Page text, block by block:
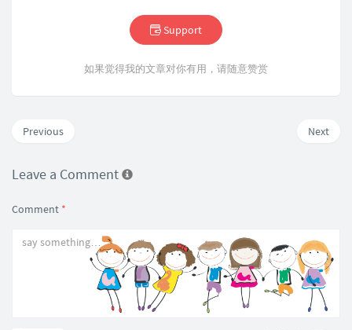
Support
如果觉得我的文章对你有用，请随意赞赏
Next
Previous
Leave a Comment
Comment *